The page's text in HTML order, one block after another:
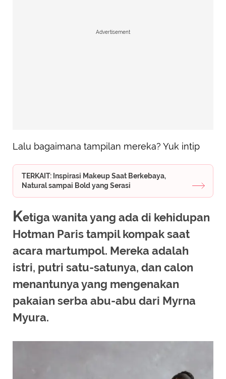
Advertisement
Lalu bagaimana tampilan mereka? Yuk intip
TERKAIT: Inspirasi Makeup Saat Berkebaya,
Natural sampai Bold yang Serasi
Ketiga wanita yang ada di kehidupan
Hotman Paris tampil kompak saat
acara martumpol. Mereka adalah
istri, putri satu-satunya, dan calon
menantunya yang mengenakan
pakaian serba abu-abu dari Myrna
Myura.